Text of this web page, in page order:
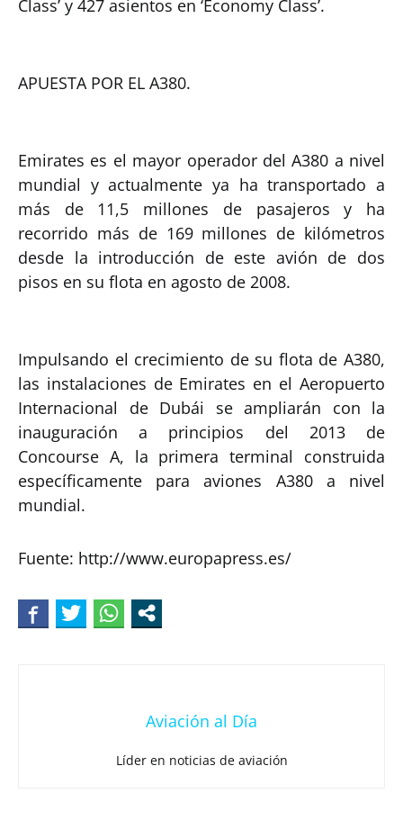
Class’ y 427 asientos en ‘Economy Class’.
APUESTA POR EL A380.
Emirates es el mayor operador del A380 a nivel
mundial y actualmente ya ha transportado a
más de 11,5 millones de pasajeros y ha
recorrido más de 169 millones de kilómetros
desde la introducción de este avión de dos
pisos en su flota en agosto de 2008.
Impulsando el crecimiento de su flota de A380,
las instalaciones de Emirates en el Aeropuerto
Internacional de Dubái se ampliarán con la
inauguración a principios del 2013 de
Concourse A, la primera terminal construida
específicamente para aviones A380 a nivel
mundial.
Fuente: http://www.europapress.es/
Aviación al Día
Líder en noticias de aviación